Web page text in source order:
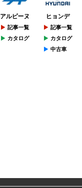
アルピーヌ
記事一覧
カタログ
ヒョンデ
記事一覧
カタログ
中古車